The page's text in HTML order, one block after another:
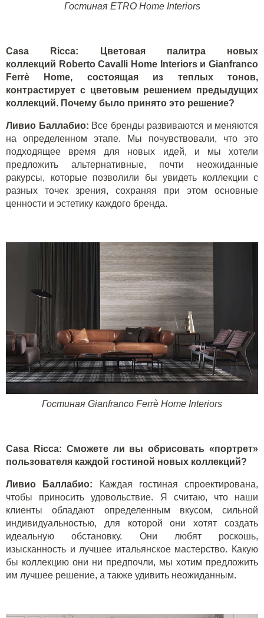
ГостинаяETRO Home Interiors
Casa Ricca:
Цветовая палитра новых
коллекций Roberto Cavalli Home InteriorsиGianfranco
Ferrè Home, состоящая из теплых тонов,
контрастирует с цветовым решением предыдущих
коллекций. Почему было принято это решение?
Ливио Баллабио: Все бренды развиваются и меняются
на определенном этапе. Мы почувствовали, что это
подходящее время для новых идей, и мы хотели
предложить альтернативные, почти неожиданные
ракурсы, которые позволили бы увидеть коллекции с
разных точек зрения, сохраняя при этом основные
ценности и эстетику каждого бренда.
Гостиная Gianfranco Ferrè Home Interiors
Casa Ricca: Сможете ли вы обрисовать «портрет»
пользователя каждой гостиной новых коллекций?
Ливио Баллабио: Каждая гостиная спроектирована,
чтобы приносить удовольствие. Я считаю, что наши
клиенты обладают определенным вкусом, сильной
индивидуальностью, для которой они хотят создать
идеальную обстановку. Они любят роскошь,
изысканность и лучшее итальянское мастерство. Какую
бы коллекцию они ни предпочли, мы хотим предложить
им лучшее решение, а также удивить неожиданным.